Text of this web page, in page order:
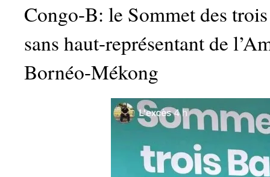
Congo-B: le Sommet des trois
sans haut-représentant de
Bornéo-Mékong